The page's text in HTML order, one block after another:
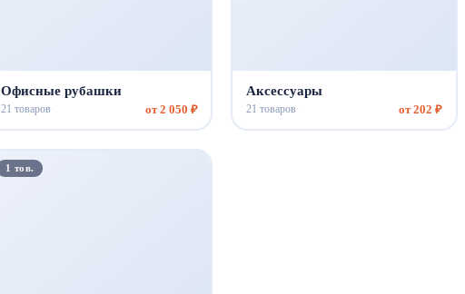
Офисные рубашки
21 товаров· от 2 050 ₽
Аксессуары
21 товаров· от 202 ₽
1 тов.